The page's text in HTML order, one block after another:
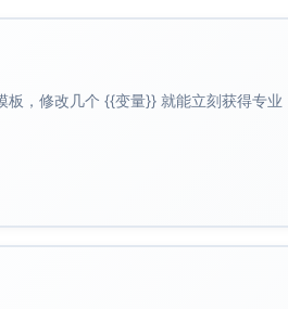
，修改几个 {{变量}} 就能立刻获得专业